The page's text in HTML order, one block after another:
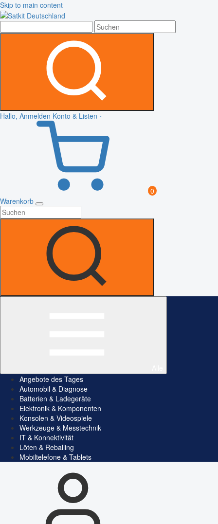
Skip to main content
Hallo, Anmelden Konto & Listen
0
Warenkorb
Angebote des Tages
Automobil & Diagnose
Batterien & Ladegeräte
Elektronik & Komponenten
Konsolen & Videospiele
Werkzeuge & Messtechnik
IT & Konnektivität
Löten & Reballing
Mobiltelefone & Tablets